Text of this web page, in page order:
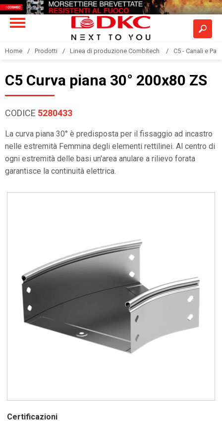
Home Prodotti Linea di produzione Combitech C5 - Canali e
C5 Curva piana 30° 200x80 ZS
CODICE 5280433
La curva piana 30° è predisposta per il fissaggio ad incastro
nelle estremità Femmina degli elementi rettilinei. Al centro di
ogni estremità delle basi un'area anulare a rilievo forata
garantisce la continuità elettrica.
Certificazioni